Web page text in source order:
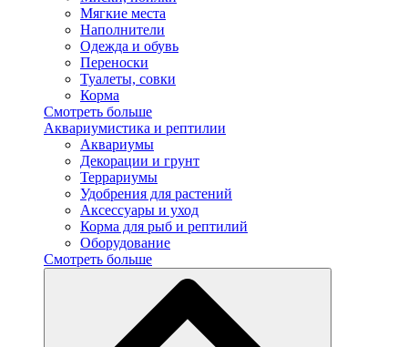
Мягкие места
Наполнители
Одежда и обувь
Переноски
Туалеты, совки
Корма
Смотреть больше
Аквариумистика и рептилии
Аквариумы
Декорации и грунт
Террариумы
Удобрения для растений
Аксессуары и уход
Корма для рыб и рептилий
Оборудование
Смотреть больше